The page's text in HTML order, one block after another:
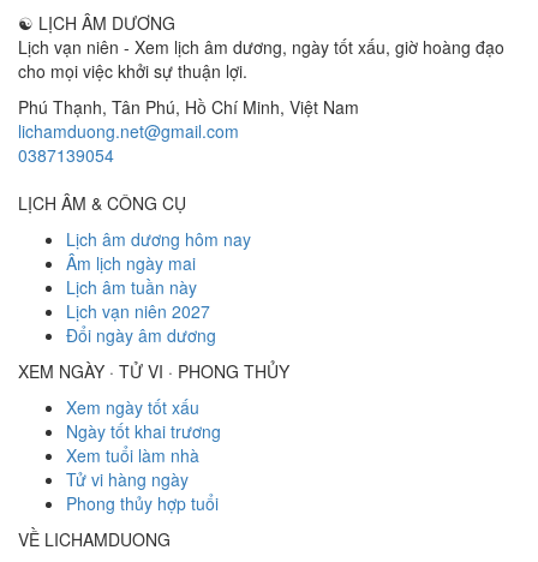
☯ LỊCH ÂM DƯƠNG
Lịch vạn niên - Xem lịch âm dương, ngày tốt xấu, giờ hoàng đạo
cho mọi việc khởi sự thuận lợi.
Phú Thạnh, Tân Phú, Hồ Chí Minh, Việt Nam
lichamduong.net@gmail.com
0387139054
LỊCH ÂM & CÔNG CỤ
Lịch âm dương hôm nay
Âm lịch ngày mai
Lịch âm tuần này
Lịch vạn niên 2027
Đổi ngày âm dương
XEM NGÀY · TỬ VI · PHONG THỦY
Xem ngày tốt xấu
Ngày tốt khai trương
Xem tuổi làm nhà
Tử vi hàng ngày
Phong thủy hợp tuổi
VỀ LICHAMDUONG